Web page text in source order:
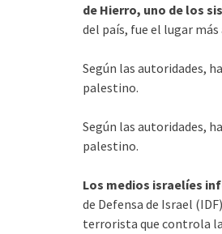
de Hierro, uno de los
del país, fue el lugar
Según las autoridades,
palestino.
Según las autoridades,
palestino.
Los medios israelíes
de Defensa de Israel
terrorista que controla